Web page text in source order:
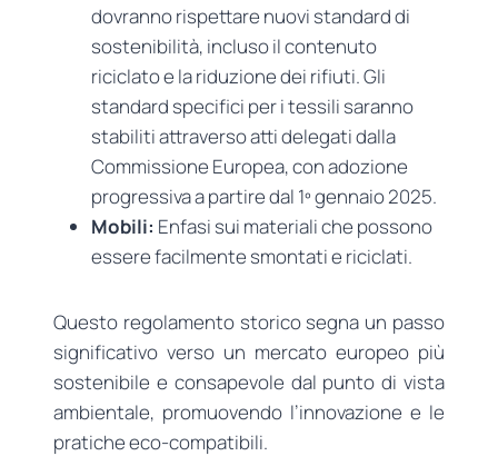
dovranno rispettare nuovi standard di
sostenibilità, incluso il contenuto
riciclato e la riduzione dei rifiuti. Gli
standard specifici per i tessili saranno
stabiliti attraverso atti delegati dalla
Commissione Europea, con adozione
progressiva a partire dal 1º gennaio 2025.
Mobili: Enfasi sui materiali che possono
essere facilmente smontati e riciclati.
Questo regolamento storico segna un passo
significativo verso un mercato europeo più
sostenibile e consapevole dal punto di vista
ambientale, promuovendo l’innovazione e le
pratiche eco-compatibili.